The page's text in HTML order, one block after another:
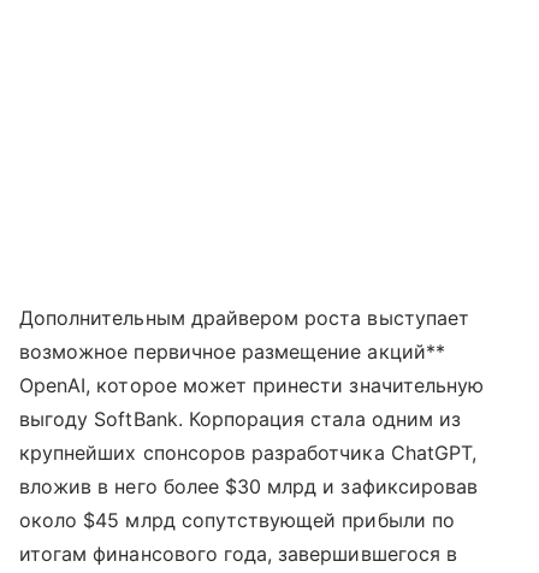
Дополнительным драйвером роста выступает
возможное первичное размещение акций**
OpenAI, которое может принести значительную
выгоду SoftBank. Корпорация стала одним из
крупнейших спонсоров разработчика ChatGPT,
вложив в него более $30 млрд и зафиксировав
около $45 млрд сопутствующей прибыли по
итогам финансового года, завершившегося в